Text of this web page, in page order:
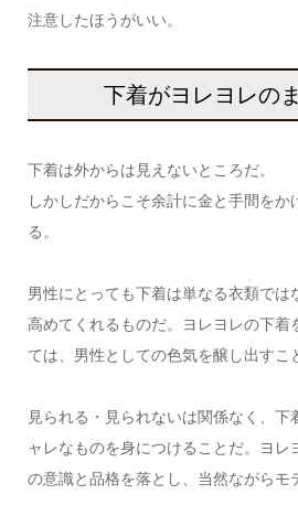
注意したほうがいい。
下着がヨレヨレの
下着は外からは見えないところだ。
しかしだからこそ余計に金と手間をか
る。
男性にとっても下着は単なる衣類では
高めてくれるものだ。ヨレヨレの下着
ては、男性としての色気を醸し出すこ
見られる・見られないは関係なく、下
ャレなものを身につけることだ。ヨレ
の意識と品格を落とし、当然ながらモ